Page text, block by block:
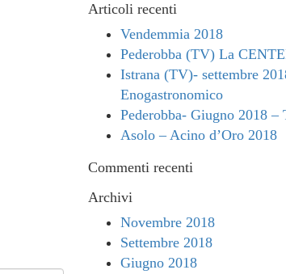
Articoli recenti
Vendemmia 2018
Pederobba (TV) La
Istrana (TV)- settembre
Enogastronomico
Pederobba- Giugno 2018 –
Asolo – Acino d’Oro 2018
Commenti recenti
Archivi
Novembre 2018
Settembre 2018
Giugno 2018